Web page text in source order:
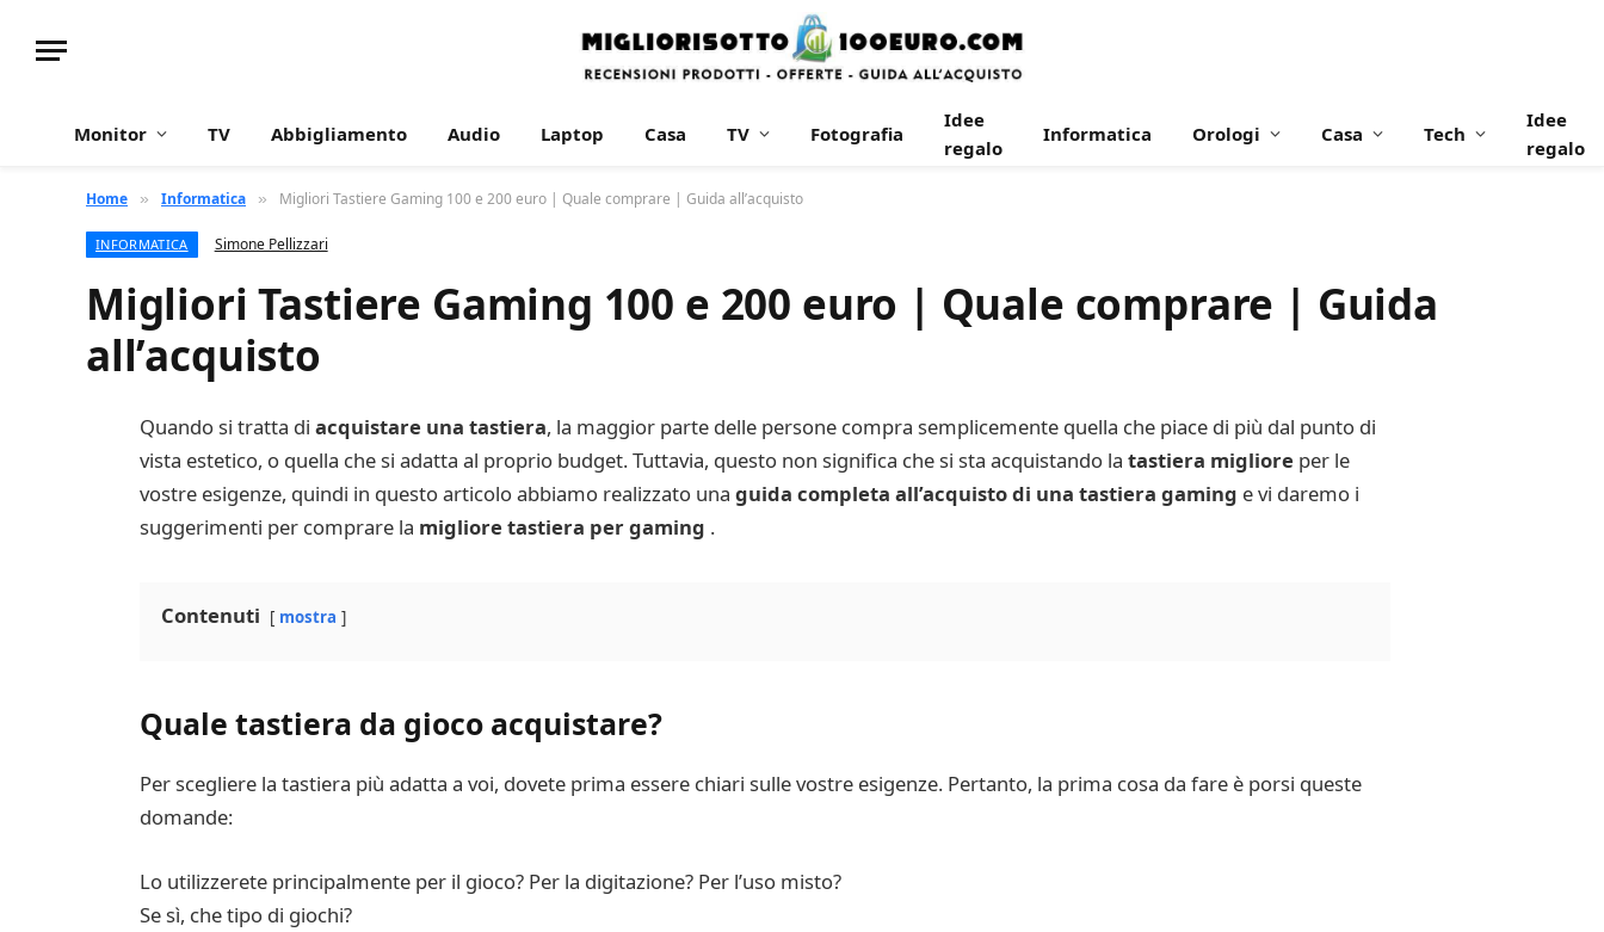
Monitor TV Abbigliamento Audio Laptop Casa TV Fotografia
Idee
regalo
Informatica Orologi Casa Tech
Idee
regalo
Home » Informatica » Migliori Tastiere Gaming 100 e 200 euro | Quale comprare | Guida all’acquisto
INFORMATICA Simone Pellizzari
Migliori Tastiere Gaming 100 e 200 euro | Quale comprare | Guida
all’acquisto
Quando si tratta di acquistare una tastiera, la maggior parte delle persone compra semplicemente quella che piace di più dal punto di
vista estetico, o quella che si adatta al proprio budget. Tuttavia, questo non significa che si sta acquistando la tastiera migliore per le
vostre esigenze, quindi in questo articolo abbiamo realizzato una guida completa all’acquisto di una tastiera gaming e vi daremo i
suggerimenti per comprare la migliore tastiera per gaming .
Contenuti mostra
Quale tastiera da gioco acquistare?
Per scegliere la tastiera più adatta a voi, dovete prima essere chiari sulle vostre esigenze. Pertanto, la prima cosa da fare è porsi queste
domande:
Lo utilizzerete principalmente per il gioco? Per la digitazione? Per l’uso misto?
Se sì, che tipo di giochi?